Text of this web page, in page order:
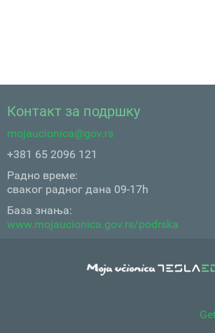
Контакт за подршку
mojaucionica@gov.rs
+381 65 2096 121
Радно време:
сваког радног дана 09-17h
База знања:
www.mojaucionica.gov.rs/podrska